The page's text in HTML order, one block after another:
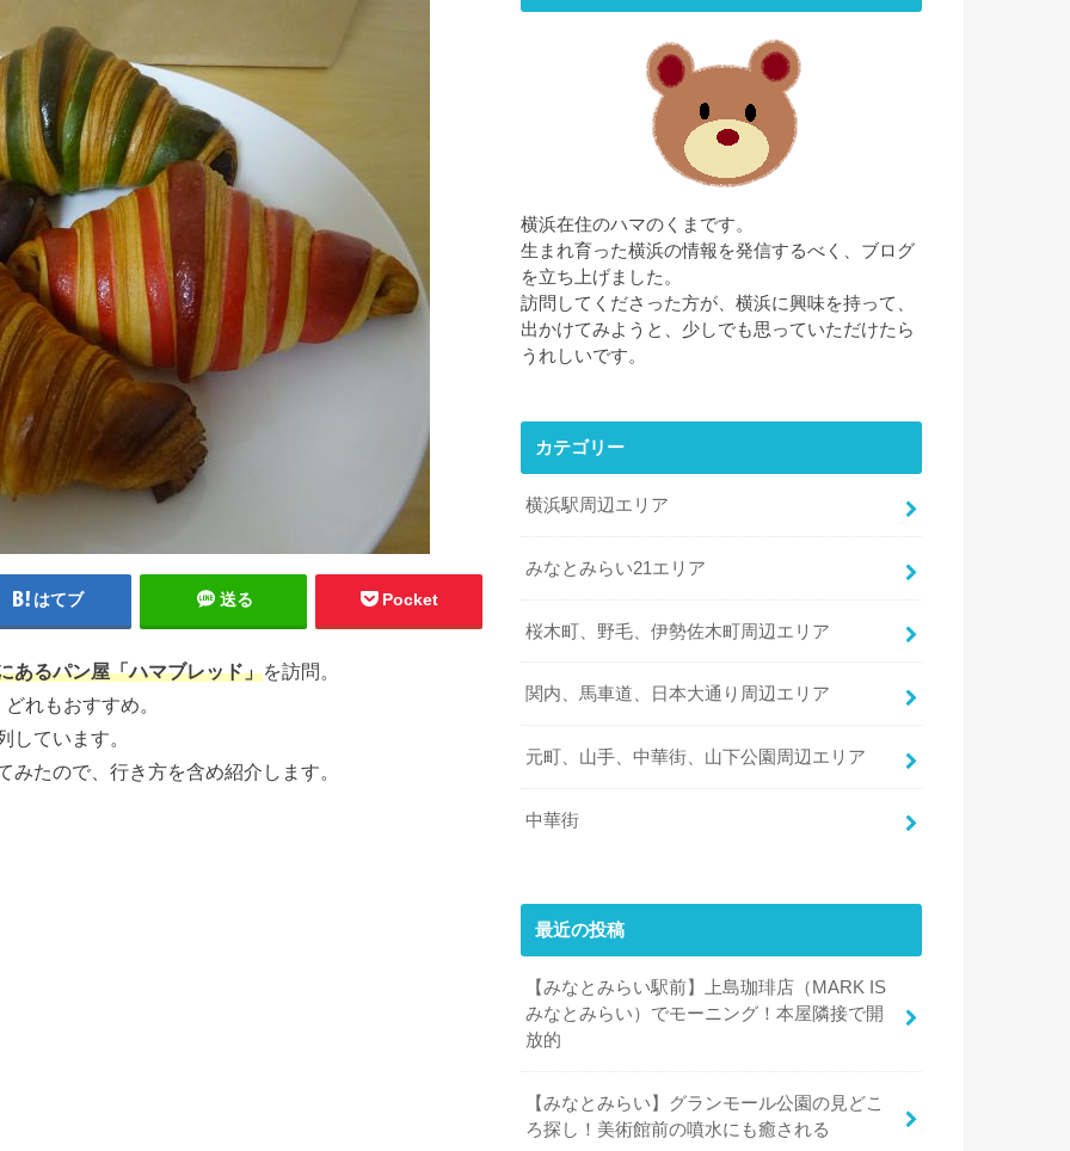
はてブ 送る Pocket
あるパン屋「ハマブレッド」を訪問。
れもおすすめ。
しています。
たので、行き方を含め紹介します。
横浜在住のハマのくまです。
生まれ育った横浜の情報を発信するべく、ブログ
を立ち上げました。
訪問してくださった方が、横浜に興味を持って、
出かけてみようと、少しでも思っていただけたら
うれしいです。
カテゴリー
横浜駅周辺エリア
みなとみらい21エリア
桜木町、野毛、伊勢佐木町周辺エリア
関内、馬車道、日本大通り周辺エリア
元町、山手、中華街、山下公園周辺エリア
中華街
最近の投稿
【みなとみらい駅前】上島珈琲店（MARK IS
みなとみらい）でモーニング！本屋隣接で開
放的
【みなとみらい】グランモール公園の見どこ
ろ探し！美術館前の噴水にも癒される